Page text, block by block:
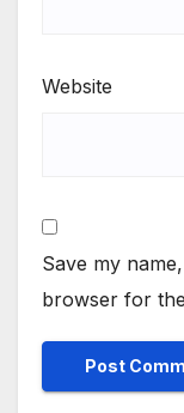
Website
Save my
browser for